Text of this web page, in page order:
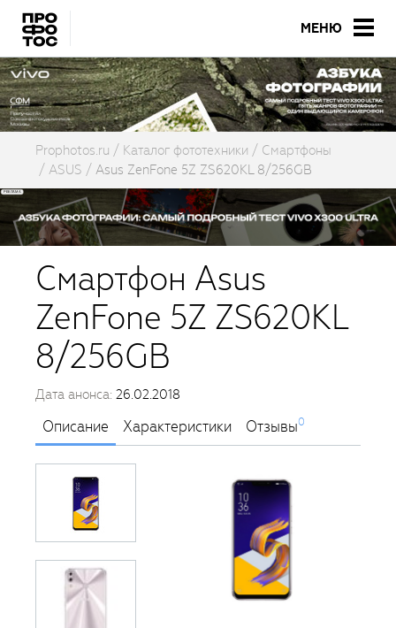
МЕНЮ
Prophotos.ru Каталог фототехники
Смартфоны
ASUS
Asus ZenFone 5Z ZS620KL 8/256GB
Смартфон Asus
ZenFone 5Z ZS620KL
8/256GB
Дата анонса: 26.02.2018
Описание Характеристики Отзывы0